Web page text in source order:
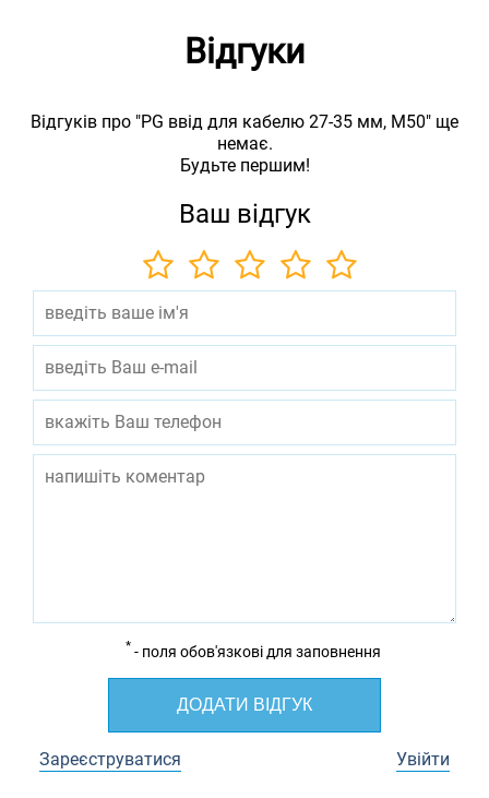
Відгуки
Відгуків про "PG ввід для кабелю 27-35 мм, M50" ще
немає.
Будьте першим!
Ваш відгук
* - поля обов'язкові для заповнення
ДОДАТИ ВІДГУК
Зареєструватися Увійти